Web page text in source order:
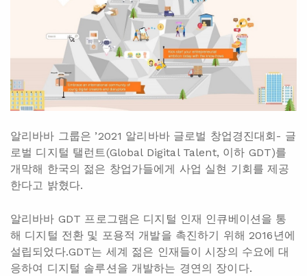
알리바바 그룹은 ’2021 알리바바 글로벌 창업경진대회- 글
로벌 디지털 탤런트(Global Digital Talent, 이하 GDT)를
개막해 한국의 젊은 창업가들에게 사업 실현 기회를 제공
한다고 밝혔다.
알리바바 GDT 프로그램은 디지털 인재 인큐베이션을 통
해 디지털 전환 및 포용적 개발을 촉진하기 위해 2016년에
설립되었다.GDT는 세계 젊은 인재들이 시장의 수요에 대
응하여 디지털 솔루션을 개발하는 경연의 장이다.